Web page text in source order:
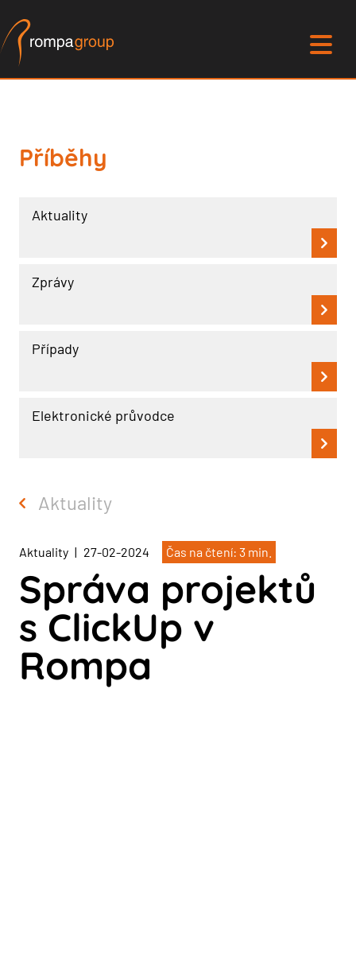
Příběhy
Aktuality
Zprávy
Případy
Elektronické průvodce
Aktuality
Aktuality | 27-02-2024 Čas na čtení: 3 min.
Správa projektů
s ClickUp v
Rompa